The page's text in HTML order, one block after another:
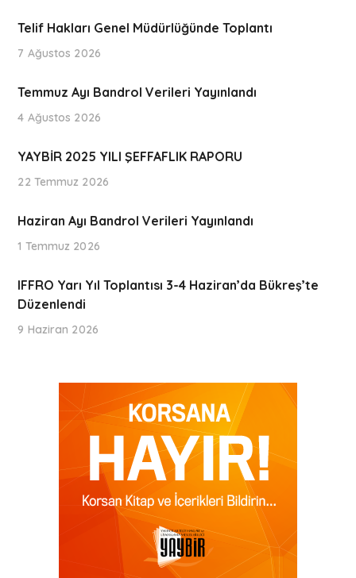
Telif Hakları Genel Müdürlüğünde Toplantı
7 Ağustos 2026
Temmuz Ayı Bandrol Verileri Yayınlandı
4 Ağustos 2026
YAYBİR 2025 YILI ŞEFFAFLIK RAPORU
22 Temmuz 2026
Haziran Ayı Bandrol Verileri Yayınlandı
1 Temmuz 2026
IFFRO Yarı Yıl Toplantısı 3-4 Haziran’da Bükreş’te
Düzenlendi
9 Haziran 2026